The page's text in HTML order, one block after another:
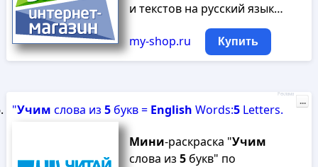
и текстов на русский язык…
my-shop.ru Купить
"Учим слова из 5букв = English Words:5Letters.
Мини-раскраска "Учим
слова из 5букв" по
Реклама
...